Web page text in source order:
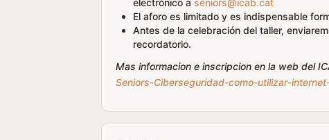
electrónico a seniors@icab.cat
El aforo es limitado y es indispensable
Antes de la celebración del taller,
recordatorio.
Mas informacion e inscripcion en la web del
Seniors-Ciberseguridad-como-utilizar-